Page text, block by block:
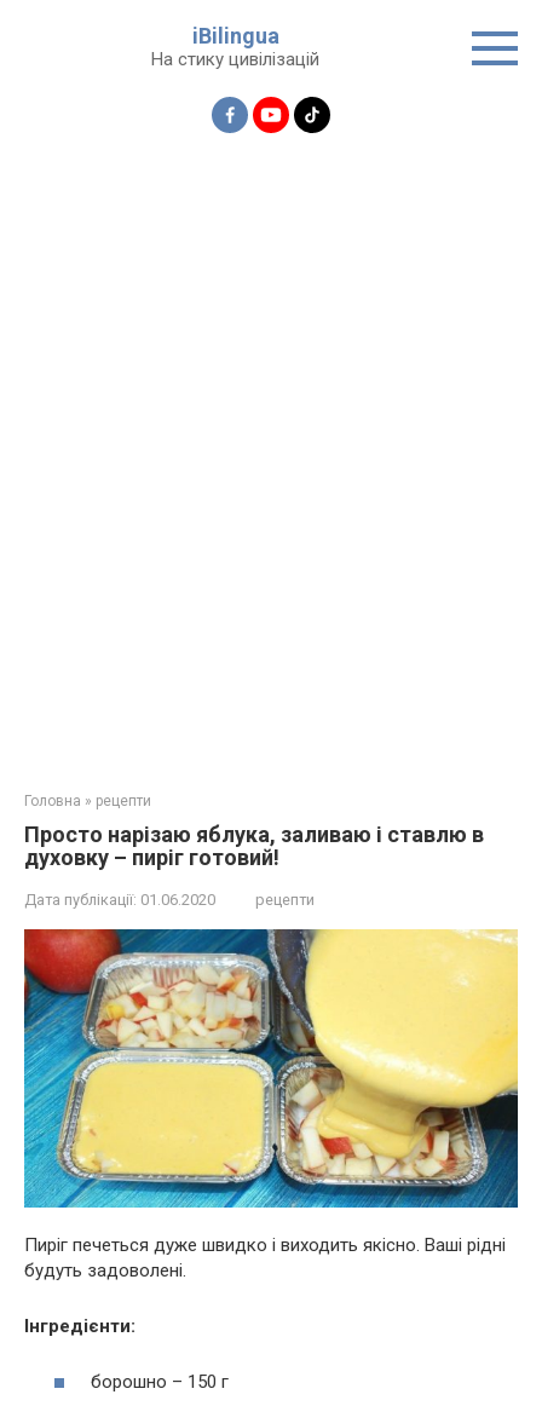
iBilingua
На стику цивілізацій
Головна » рецепти
Просто нарізаю яблука, заливаю і ставлю в
духовку – пиріг готовий!
Дата публікації: 01.06.2020 рецепти
Пиріг печеться дуже швидко і виходить якісно. Ваші рідні
будуть задоволені.
Інгредієнти:
борошно – 150 г